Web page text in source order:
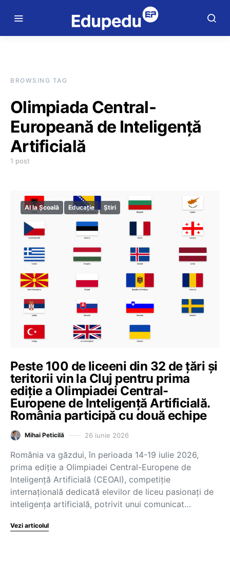
BROWSING TAG
Olimpiada Central-
Europeană de Inteligență
Artificială
1 post
AI la Școală Educație Știri
Peste 100 de liceeni din 32 de țări și
teritorii vin la Cluj pentru prima
ediție a Olimpiadei Central-
Europene de Inteligență Artificială.
România participă cu două echipe
Mihai Peticilă 26 iunie 2026
România va găzdui, în perioada 14-19 iulie 2026,
prima ediție a Olimpiadei Central-Europene de
Inteligență Artificială (CEOAI), competiție
internațională dedicată elevilor de liceu pasionați de
inteligența artificială, potrivit unui comunicat…
Vezi articolul